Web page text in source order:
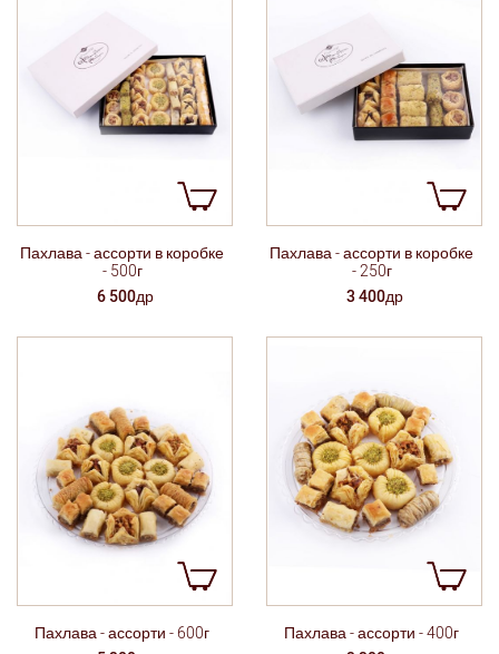
Пахлава - ассорти в коробке
- 500г
6 500др
Пахлава - ассорти в коробке
- 250г
3 400др
Пахлава - ассорти - 600г
Пахлава - ассорти - 400г